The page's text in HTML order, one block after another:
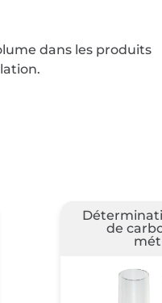
dans les produits
Séparabilité
huiles de
fluides